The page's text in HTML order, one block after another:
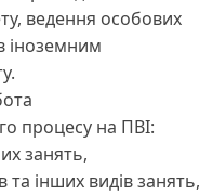
ведення особових
іноземним
процесу на ПВІ:
занять,
та інших видів занять,